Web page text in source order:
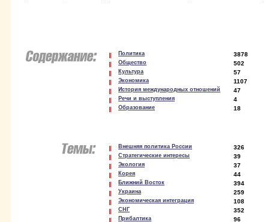
Политика 3878
Общество 502
Культура 57
Экономика 1107
История международных отношений 47
Речи и выступления 4
Образование 18
Внешняя политика России 326
Стратегические интересы 39
Экология 37
Корея 44
Ближний Восток 394
Украина 259
Экономическая интеграция 108
СНГ 352
Прибалтика 96